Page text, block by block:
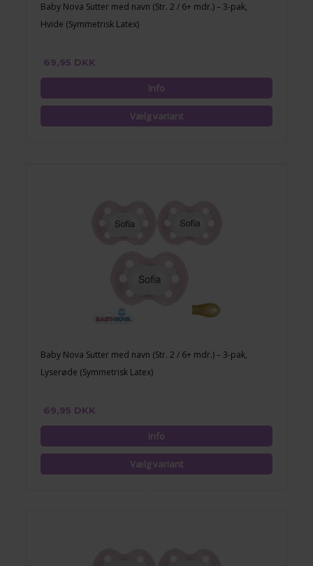
Baby Nova Sutter med navn (Str. 2 / 6+ mdr.) – 3-pak,
Hvide (Symmetrisk Latex)
69,95 DKK
Baby Nova Sutter med navn (Str. 2 / 6+ mdr.) – 3-pak,
Lyserøde (Symmetrisk Latex)
69,95 DKK